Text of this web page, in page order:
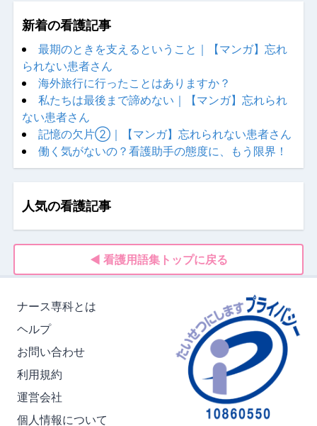
新着の看護記事
最期のときを支えるということ｜【マンガ】忘れ
られない患者さん
海外旅行に行ったことはありますか？
私たちは最後まで諦めない｜【マンガ】忘れられ
ない患者さん
記憶の欠片②｜【マンガ】忘れられない患者さん
働く気がないの？看護助手の態度に、もう限界！
人気の看護記事
◀ 看護用語集トップに戻る
ナース専科とは
ヘルプ
お問い合わせ
利用規約
運営会社
個人情報について